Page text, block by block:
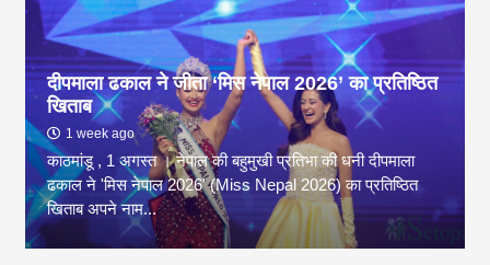
दीपमाला ढकाल ने जीता ‘मिस नेपाल 2026’ का प्रतिष्ठित
खिताब
1 week ago
काठमांडू , 1 अगस्त । नेपाल की बहुमुखी प्रतिभा की धनी दीपमाला
ढकाल ने 'मिस नेपाल 2026' (Miss Nepal 2026) का प्रतिष्ठित
खिताब अपने नाम...